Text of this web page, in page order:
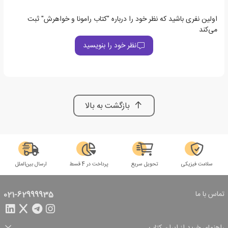
اولین نفری باشید که نظر خود را درباره "کتاب رامونا و خواهرش" ثبت
می‌کند
نظر خود را بنویسید
بازگشت به بالا
سلامت فیزیکی تحویل سریع پرداخت در 4 قسط ارسال بین‌الملل
تماس با ما 021-62999935